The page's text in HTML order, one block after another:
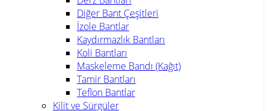
Diğer Bant Çeşitleri
İzole Bantlar
Kaydırmazlık Bantları
Koli Bantları
Maskeleme Bandı (Kağıt)
Tamir Bantları
Teflon Bantlar
Kilit ve Sürgüler